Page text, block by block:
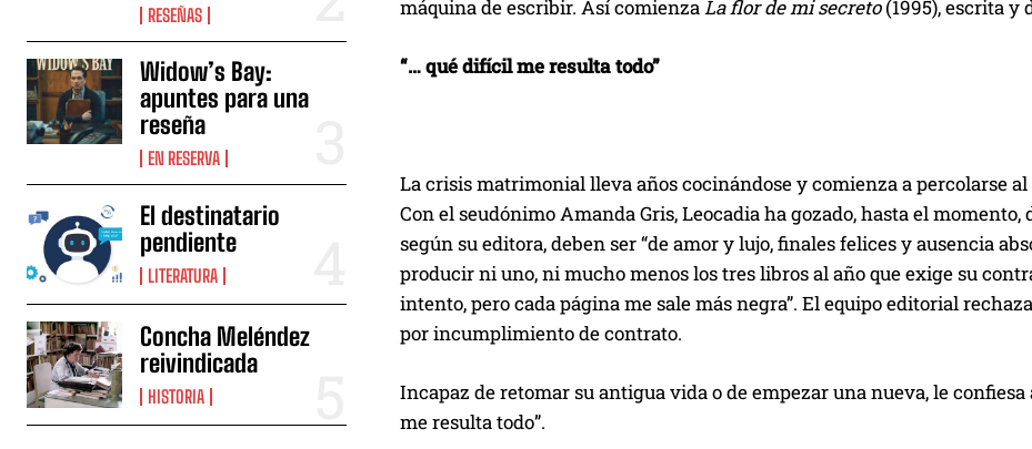
RESEÑAS
Widow’s Bay:
apuntes para una
reseña
EN RESERVA
El destinatario
pendiente
LITERATURA
Concha Meléndez
reivindicada
HISTORIA
e
i
o
máquina de escribir. Así comienza La flor de mi secreto(1995), escrita
“… qué difícil me resulta todo”
La crisis matrimonial lleva años cocinándose y comienza a percolarse
Con el seudónimo Amanda Gris, Leocadia ha gozado, hasta el
según su editora, deben ser “de amor y lujo, finales felices y ausencia
producir ni uno, ni mucho menos los tres libros al año que exige su
intento, pero cada página me sale más negra”. El equipo editorial
por incumplimiento de contrato.
Incapaz de retomar su antigua vida o de empezar una nueva, le
me resulta todo”.